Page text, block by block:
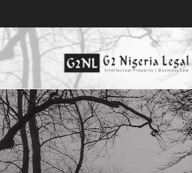
到
内
容
尼日利亚商标律
尼日利亚商标律师事务所, 尼日利